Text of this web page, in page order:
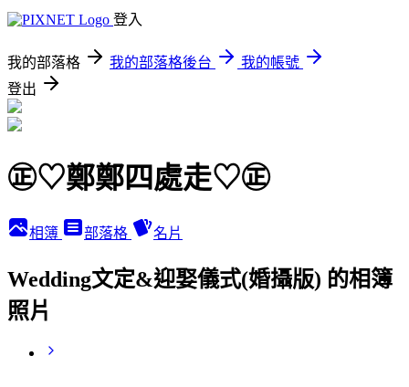
登入
我的部落格 我的部落格後台
我的帳號
登出
㊣♡鄭鄭四處走♡㊣
相簿 部落格 名片
Wedding文定&迎娶儀式(婚攝版) 的相簿
照片